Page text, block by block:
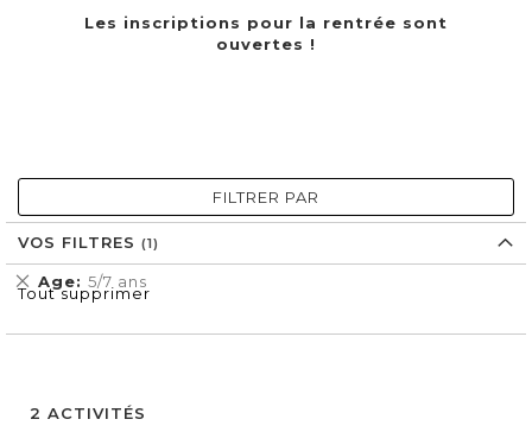
Les inscriptions pour la rentrée sont
ouvertes !
2 ACTIVITÉS
FILTRER PAR
VOS FILTRES
Age 5/7 ans
Supprimer
cet
Tout supprimer